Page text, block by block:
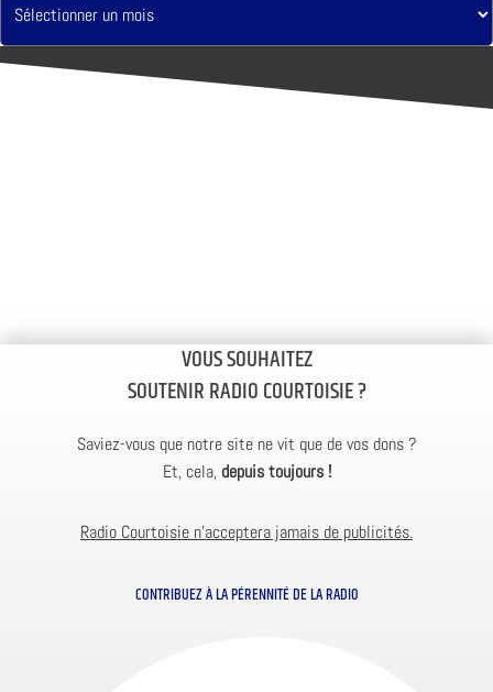
VOUS SOUHAITEZ
SOUTENIR RADIO COURTOISIE ?
Saviez-vous que notre site ne vit que de vos dons ?
Et, cela, depuis toujours !
Radio Courtoisie n’acceptera jamais de publicités.
CONTRIBUEZ À LA PÉRENNITÉ DE LA RADIO